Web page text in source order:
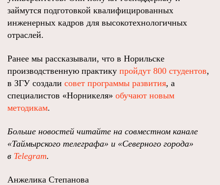
займутся подготовкой квалифицированных
инженерных кадров для высокотехнологичных
отраслей.
Ранее мы рассказывали, что в Норильске
производственную практику пройдут 800 студентов,
в ЗГУ создали совет программы развития, а
специалистов «Норникеля» обучают новым
методикам.
Больше новостей читайте на совместном канале
«Таймырского телеграфа» и «Северного города»
в Telegram.
Анжелика Степанова